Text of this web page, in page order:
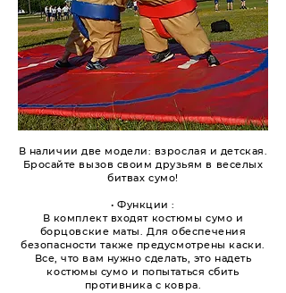
В наличии две модели: взрослая и детская.
Бросайте вызов своим друзьям в веселых
битвах сумо!
• Функции :
В комплект входят костюмы сумо и
борцовские маты. Для обеспечения
безопасности также предусмотрены каски.
Все, что вам нужно сделать, это надеть
костюмы сумо и попытаться сбить
противника с ковра.